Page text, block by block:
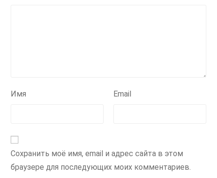
Имя Email
Сохранить моё имя, email и адрес сайта в этом
браузере для последующих моих комментариев.